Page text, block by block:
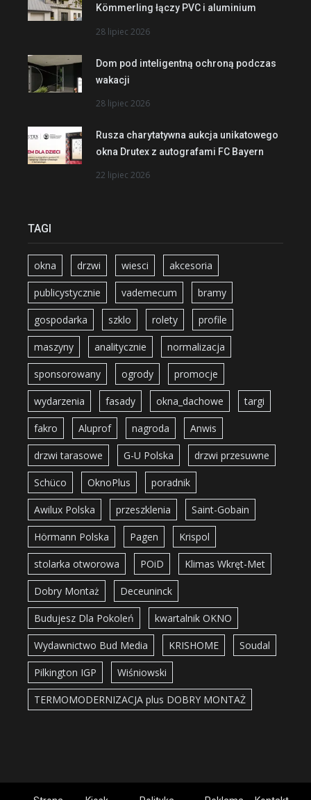
Kömmerling łączy PVC i aluminium
28 lipiec 2026
Dom pod inteligentną ochroną podczas
wakacji
28 lipiec 2026
Rusza charytatywna aukcja unikatowego
okna Drutex z autografami FC Bayern
22 lipiec 2026
TAGI
okna drzwi wiesci akcesoria
publicystycznie vademecum bramy
gospodarka szklo rolety profile
maszyny analitycznie normalizacja
sponsorowany ogrody promocje
wydarzenia fasady okna_dachowe targi
fakro Aluprof nagroda Anwis
drzwi tarasowe G-U Polska drzwi przesuwne
Schüco OknoPlus poradnik
Awilux Polska przeszklenia Saint-Gobain
Hörmann Polska Pagen Krispol
stolarka otworowa POiD Klimas Wkręt-Met
Dobry Montaż Deceuninck
Budujesz Dla Pokoleń kwartalnik OKNO
Wydawnictwo Bud Media KRISHOME Soudal
Pilkington IGP Wiśniowski
TERMOMODERNIZACJA plus DOBRY MONTAŻ